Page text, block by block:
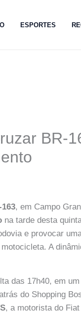
ESPORTES
BR-
, em Campo
na tarde desta
e provocar
A
das 17h40, em
do Shopping
, a motorista do